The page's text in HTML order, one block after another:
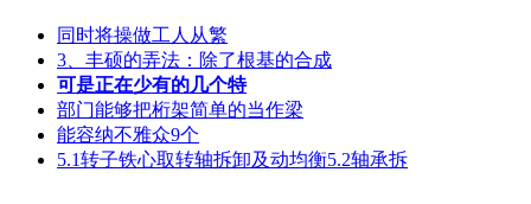
同时将操做工人从繁
3、丰硕的弄法：除了根基的合成
可是正在少有的几个特
部门能够把桁架简单的当作梁
能容纳不雅众9个
5.1转子铁心取转轴拆卸及动均衡5.2轴承拆